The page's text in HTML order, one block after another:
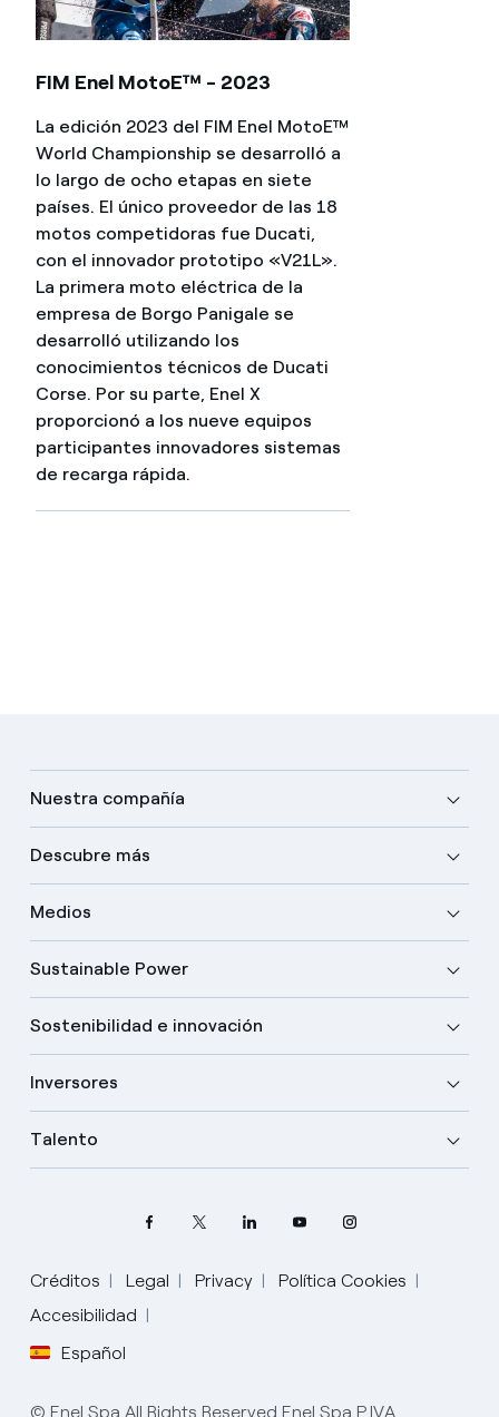
FIM Enel MotoE™ - 2023
La edición 2023 del FIM Enel MotoE™
World Championship se desarrolló a
lo largo de ocho etapas en siete
países. El único proveedor de las 18
motos competidoras fue Ducati,
con el innovador prototipo «V21L».
La primera moto eléctrica de la
empresa de Borgo Panigale se
desarrolló utilizando los
conocimientos técnicos de Ducati
Corse. Por su parte, Enel X
proporcionó a los nueve equipos
participantes innovadores sistemas
de recarga rápida.
Nuestra compañía
Descubre más
Medios
Sustainable Power
Sostenibilidad e innovación
Inversores
Talento
Créditos Legal Privacy
Política Cookies
Accesibilidad
Español
Elige tu idioma
Inglés
© Enel Spa All Rights Reserved Enel Spa P.IVA